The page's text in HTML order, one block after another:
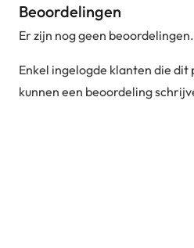
Beoordelingen
Er zijn nog geen beoordelingen.
Enkel ingelogde klanten die
kunnen een beoordeling